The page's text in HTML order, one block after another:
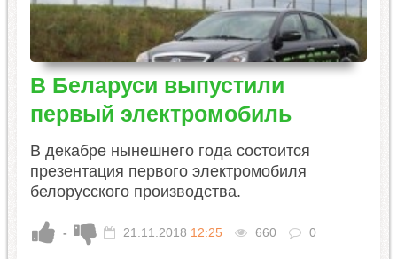
В Беларуси выпустили
первый электромобиль
В декабре нынешнего года состоится
презентация первого электромобиля
белорусского производства.
- 21.11.2018 12:25 660 0